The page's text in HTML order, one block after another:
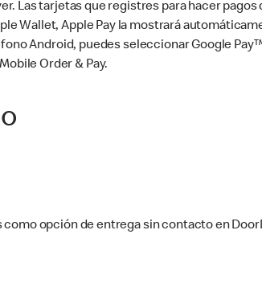
Las tarjetas que registres para hacer
Wallet, Apple Pay la mostrará
Android, puedes seleccionar Google
Order & Pay.
opción de entrega sin contacto en